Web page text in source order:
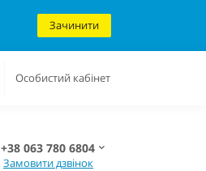
Зачинити
Особистий кабінет
+38 063 780 6804
Замовити дзвінок